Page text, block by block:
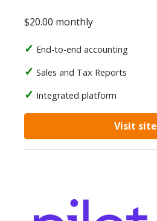
$20.00 monthly
End-to-end accounting
Sales and Tax Reports
Integrated platform
Visit site